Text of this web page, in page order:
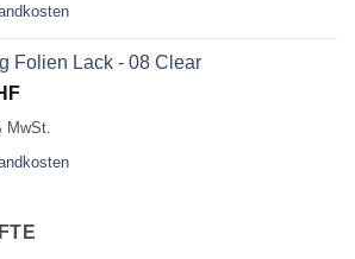
Folien Lack - 08 Clear
MwSt.